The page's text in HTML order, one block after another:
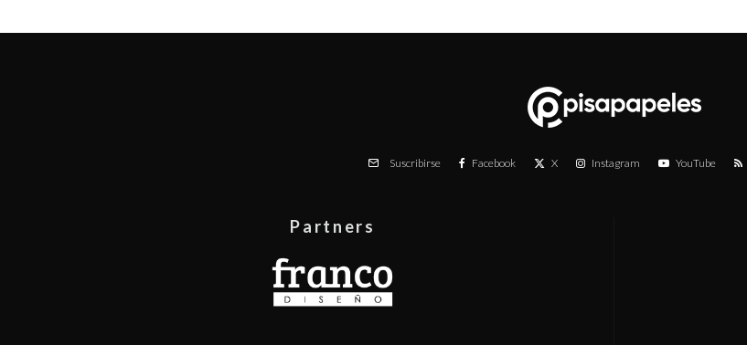
Suscribirse Facebook X Instagram YouTube
Partners